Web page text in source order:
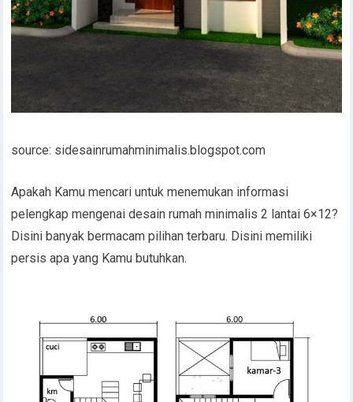
source: sidesainrumahminimalis.blogspot.com
Apakah Kamu mencari untuk menemukan informasi
pelengkap mengenai desain rumah minimalis 2 lantai 6×12?
Disini banyak bermacam pilihan terbaru. Disini memiliki
persis apa yang Kamu butuhkan.